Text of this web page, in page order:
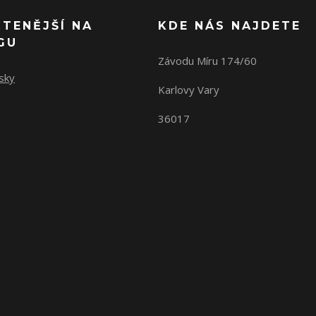
NA
KDE NÁS NAJDETE
Závodu Míru 174/60
Karlovy Vary
36017